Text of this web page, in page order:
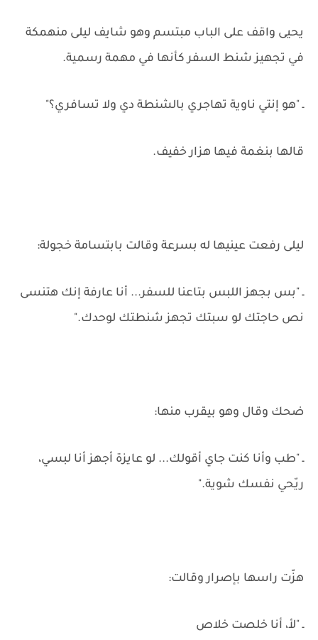
يحيى واقف على الباب مبتسم وهو شايف ليلى منهمكة
في تجهيز شنط السفر كأنها في مهمة رسمية.
ـ "هو إنتي ناوية تهاجري بالشنطة دي ولا تسافري؟"
قالها بنغمة فيها هزار خفيف.
ليلى رفعت عينيها له بسرعة وقالت بابتسامة خجولة:
ـ "بس بجهز اللبس بتاعنا للسفر... أنا عارفة إنك هتنسى
نص حاجتك لو سبتك تجهز شنطتك لوحدك."
ضحك وقال وهو بيقرب منها:
ـ "طب وأنا كنت جاي أقولك... لو عايزة أجهز أنا لبسي،
ريّحي نفسك شوية."
هزّت راسها بإصرار وقالت:
ـ "لأ، أنا خلصت خلاص